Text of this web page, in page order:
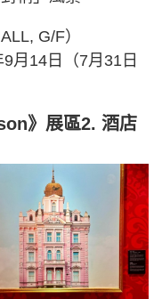
G/F）
月14日（7月31日
》展區2. 酒店